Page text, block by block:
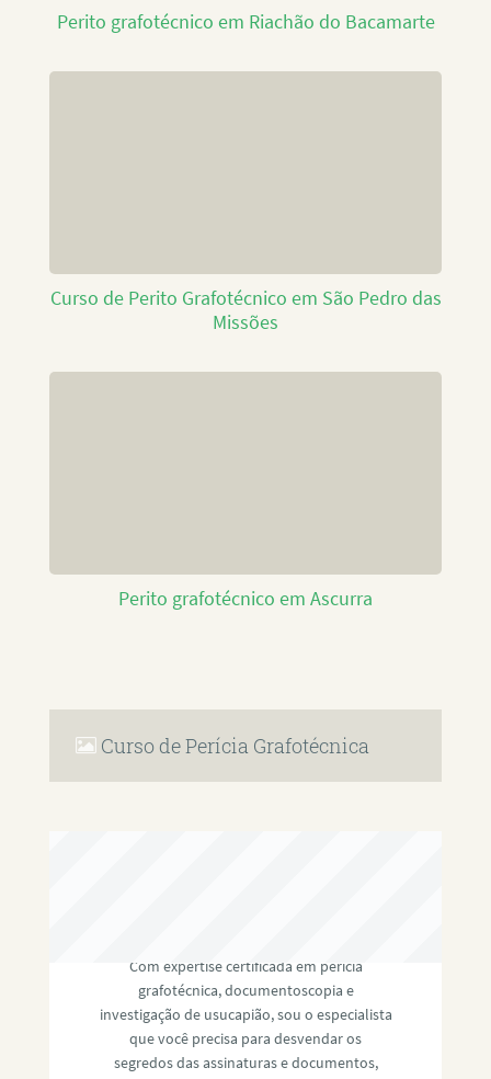
Perito grafotécnico em Riachão do Bacamarte
Curso de Perito Grafotécnico em São Pedro das
Missões
Perito grafotécnico em Ascurra
Curso de Perícia Grafotécnica
Com expertise certificada em perícia
grafotécnica, documentoscopia e
investigação de usucapião, sou o especialista
que você precisa para desvendar os
segredos das assinaturas e documentos,